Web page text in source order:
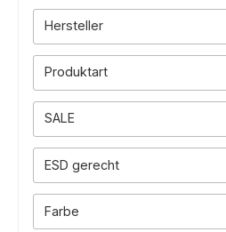
Hersteller
Produktart
SALE
ESD gerecht
Farbe